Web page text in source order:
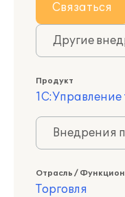
Связаться
Другие
Продукт
1С:Управление
Внедрения
Отрасль /
Торговля